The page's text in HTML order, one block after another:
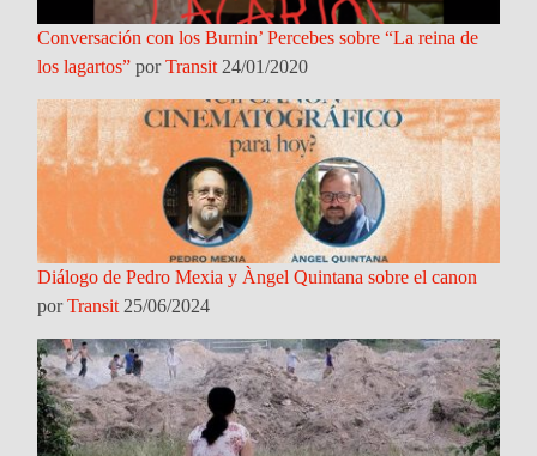
Conversación con los Burnin’ Percebes sobre “La reina de
los lagartos” porTransit 24/01/2020
Diálogo de Pedro Mexia y Àngel Quintana sobre el canon
porTransit 25/06/2024